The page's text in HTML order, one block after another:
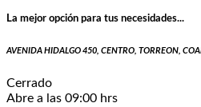
La mejor opción para tus necesidades...
AVENIDA HIDALGO 450, CENTRO, TORREON,
Cerrado
Abre a las 09:00 hrs